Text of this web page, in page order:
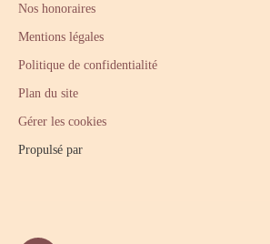
Nos honoraires
Mentions légales
Politique de confidentialité
Plan du site
Gérer les cookies
Propulsé par